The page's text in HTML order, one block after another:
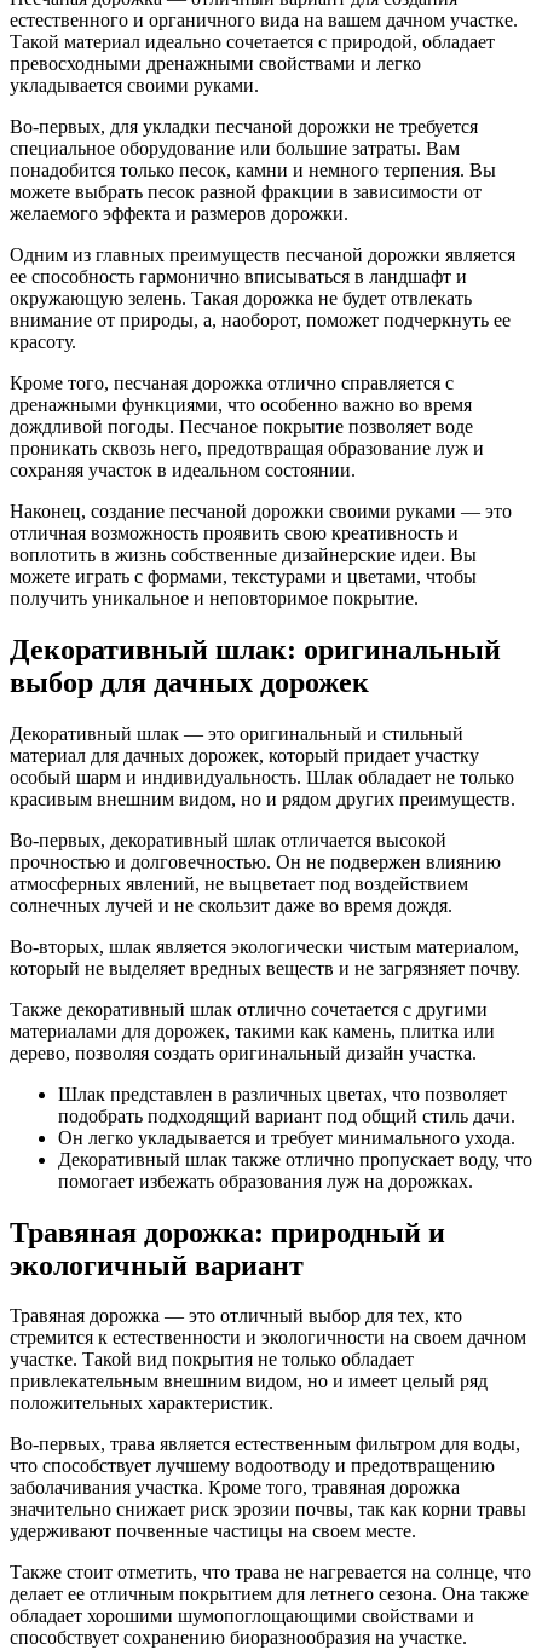
естественного и органичного вида на вашем дачном участке.
Такой материал идеально сочетается с природой, обладает
превосходными дренажными свойствами и легко
укладывается своими руками.
Во-первых, для укладки песчаной дорожки не требуется
специальное оборудование или большие затраты. Вам
понадобится только песок, камни и немного терпения. Вы
можете выбрать песок разной фракции в зависимости от
желаемого эффекта и размеров дорожки.
Одним из главных преимуществ песчаной дорожки является
ее способность гармонично вписываться в ландшафт и
окружающую зелень. Такая дорожка не будет отвлекать
внимание от природы, а, наоборот, поможет подчеркнуть ее
красоту.
Кроме того, песчаная дорожка отлично справляется с
дренажными функциями, что особенно важно во время
дождливой погоды. Песчаное покрытие позволяет воде
проникать сквозь него, предотвращая образование луж и
сохраняя участок в идеальном состоянии.
Наконец, создание песчаной дорожки своими руками — это
отличная возможность проявить свою креативность и
воплотить в жизнь собственные дизайнерские идеи. Вы
можете играть с формами, текстурами и цветами, чтобы
получить уникальное и неповторимое покрытие.
Декоративный шлак: оригинальный
выбор для дачных дорожек
Декоративный шлак — это оригинальный и стильный
материал для дачных дорожек, который придает участку
особый шарм и индивидуальность. Шлак обладает не только
красивым внешним видом, но и рядом других преимуществ.
Во-первых, декоративный шлак отличается высокой
прочностью и долговечностью. Он не подвержен влиянию
атмосферных явлений, не выцветает под воздействием
солнечных лучей и не скользит даже во время дождя.
Во-вторых, шлак является экологически чистым материалом,
который не выделяет вредных веществ и не загрязняет почву.
Также декоративный шлак отлично сочетается с другими
материалами для дорожек, такими как камень, плитка или
дерево, позволяя создать оригинальный дизайн участка.
Шлак представлен в различных цветах, что позволяет
подобрать подходящий вариант под общий стиль дачи.
Он легко укладывается и требует минимального ухода.
Декоративный шлак также отлично пропускает воду, что
помогает избежать образования луж на дорожках.
Травяная дорожка: природный и
экологичный вариант
Травяная дорожка — это отличный выбор для тех, кто
стремится к естественности и экологичности на своем дачном
участке. Такой вид покрытия не только обладает
привлекательным внешним видом, но и имеет целый ряд
положительных характеристик.
Во-первых, трава является естественным фильтром для воды,
что способствует лучшему водоотводу и предотвращению
заболачивания участка. Кроме того, травяная дорожка
значительно снижает риск эрозии почвы, так как корни травы
удерживают почвенные частицы на своем месте.
Также стоит отметить, что трава не нагревается на солнце, что
делает ее отличным покрытием для летнего сезона. Она также
обладает хорошими шумопоглощающими свойствами и
способствует сохранению биоразнообразия на участке.